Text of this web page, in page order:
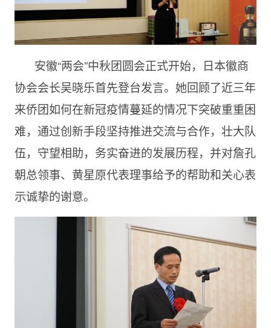
安徽“两会”中秋团圆会正式开始，日本徽商
协会会长吴晓乐首先登台发言。她回顾了近三年
来侨团如何在新冠疫情蔓延的情况下突破重重困
难，通过创新手段坚持推进交流与合作，壮大队
伍，守望相助，务实奋进的发展历程，并对詹孔
朝总领事、黄星原代表理事给予的帮助和关心表
示诚挚的谢意。